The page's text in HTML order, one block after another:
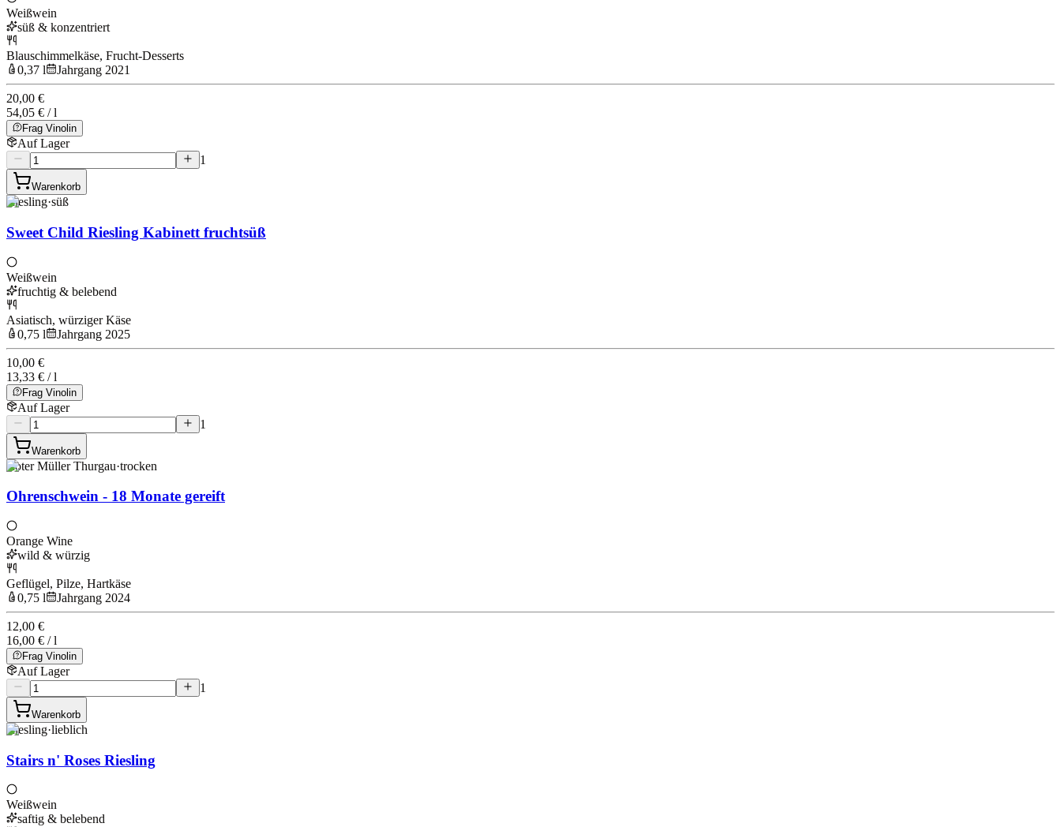
Weißwein
süß & konzentriert
Blauschimmelkäse, Frucht-Desserts
0,37 l
Jahrgang 2021
20,00 €
54,05 € / l
Frag Vinolin
Auf Lager
1
Warenkorb
Riesling·süß
Sweet Child Riesling Kabinett fruchtsüß
Weißwein
fruchtig & belebend
Asiatisch, würziger Käse
0,75 l
Jahrgang 2025
10,00 €
13,33 € / l
Frag Vinolin
Auf Lager
1
Warenkorb
Roter Müller Thurgau·trocken
Ohrenschwein - 18 Monate gereift
Orange Wine
wild & würzig
Geflügel, Pilze, Hartkäse
0,75 l
Jahrgang 2024
12,00 €
16,00 € / l
Frag Vinolin
Auf Lager
1
Warenkorb
Riesling·lieblich
Stairs n' Roses Riesling
Weißwein
saftig & belebend